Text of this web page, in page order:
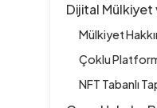
Dijital Mülkiyet
Mülkiyet
Çoklu
NFT Tabanlı